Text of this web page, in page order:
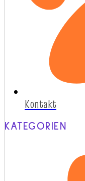
Kontakt
KATEGORIEN